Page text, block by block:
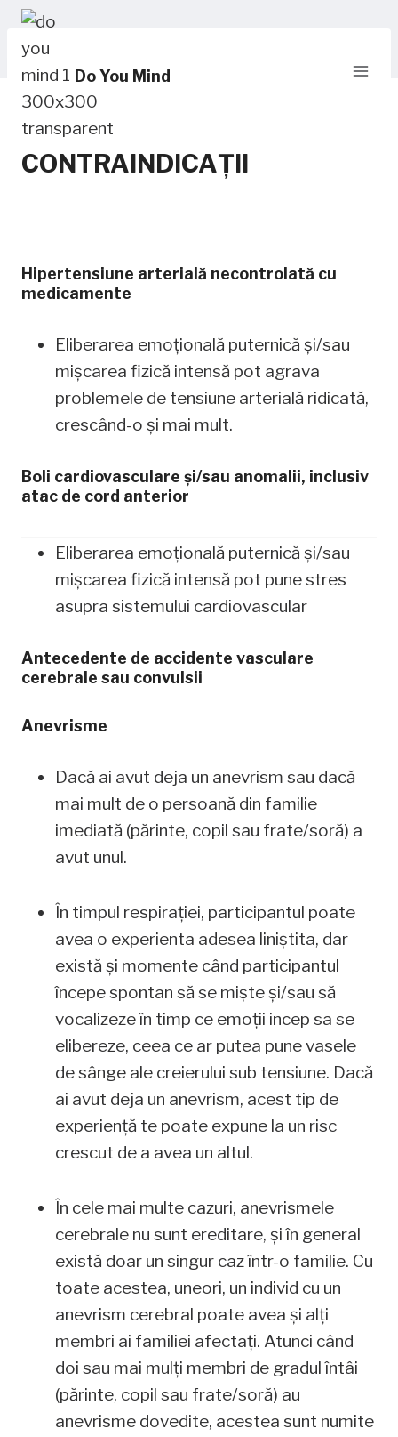
Skip
content
Do You Mind
CONTRAINDICAȚII
Hipertensiune arterială necontrolată cu
medicamente
Eliberarea emoțională puternică și/sau
mișcarea fizică intensă pot agrava
problemele de tensiune arterială ridicată,
crescând-o și mai mult.
Boli cardiovasculare și/sau anomalii, inclusiv
atac de cord anterior
Eliberarea emoțională puternică și/sau
mișcarea fizică intensă pot pune stres
asupra sistemului cardiovascular
Antecedente de accidente vasculare
cerebrale sau convulsii
Anevrisme
Dacă ai avut deja un anevrism sau dacă
mai mult de o persoană din familie
imediată (părinte, copil sau frate/soră) a
avut unul.
În timpul respirației, participantul poate
avea o experienta adesea liniștita, dar
există și momente când participantul
începe spontan să se miște și/sau să
vocalizeze în timp ce emoții incep sa se
elibereze, ceea ce ar putea pune vasele
de sânge ale creierului sub tensiune. Dacă
ai avut deja un anevrism, acest tip de
experiență te poate expune la un risc
crescut de a avea un altul.
În cele mai multe cazuri, anevrismele
cerebrale nu sunt ereditare, și în general
există doar un singur caz într-o familie. Cu
toate acestea, uneori, un individ cu un
anevrism cerebral poate avea și alți
membri ai familiei afectați. Atunci când
doi sau mai mulți membri de gradul întâi
(părinte, copil sau frate/soră) au
anevrisme dovedite, acestea sunt numite